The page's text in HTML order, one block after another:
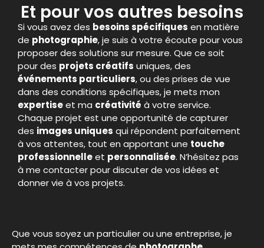
Et pour vos autres besoins
Si vous avez des besoins spécifiques en matière
de photographie, je suis à votre écoute pour vous
proposer des solutions sur mesure. Que ce soit
pour des projets créatifs uniques, des
événements particuliers, ou des prises de vue
dans des conditions spécifiques, je mets mon
expertiseet ma créativité à votre service.
Chaque projet est une opportunité de capturer
des images uniques qui répondent parfaitement
à vos attentes, tout en apportant une touche
professionnelleet personnalisée. N’hésitez pas
à me contacter pour discuter de vos idées et
donner vie à vos projets.
Que vous soyez un particulier ou une entreprise, je